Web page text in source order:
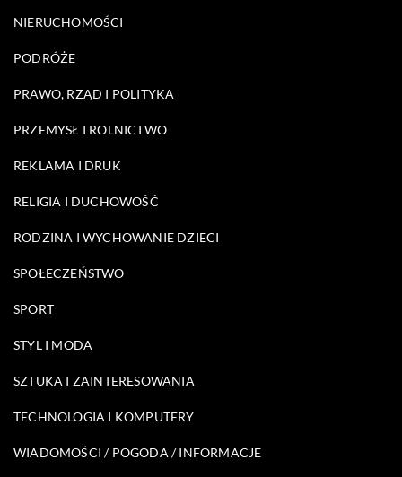
NIERUCHOMOŚCI
PODRÓŻE
PRAWO, RZĄD I POLITYKA
PRZEMYSŁ I ROLNICTWO
REKLAMA I DRUK
RELIGIA I DUCHOWOŚĆ
RODZINA I WYCHOWANIE DZIECI
SPOŁECZEŃSTWO
SPORT
STYL I MODA
SZTUKA I ZAINTERESOWANIA
TECHNOLOGIA I KOMPUTERY
WIADOMOŚCI / POGODA / INFORMACJE